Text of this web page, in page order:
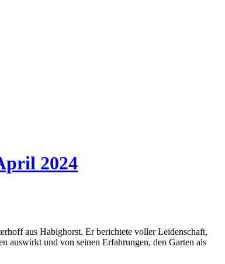
2024
aus Habighorst. Er berichtete voller Leidenschaft,
auswirkt und von seinen Erfahrungen, den Garten als